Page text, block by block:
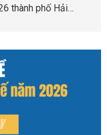
thành phố Hải